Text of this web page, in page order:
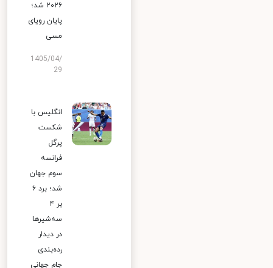
۲۰۲۶ شد؛
پایان رویای
مسی
1405/04/
29
انگلیس با
شکست
پرگل
فرانسه
سوم جهان
شد؛ برد ۶
بر ۴
سه‌شیرها
در دیدار
رده‌بندی
جام جهانی